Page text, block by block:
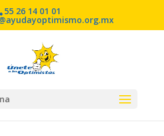
55 26 14 01 01